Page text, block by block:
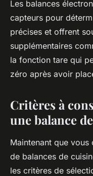
Les balances
capteurs pour
précises et offrent
supplémentaires
la fonction tare qui
zéro après avoir
Critères à
une balance
Maintenant que
de balances de
les critères de